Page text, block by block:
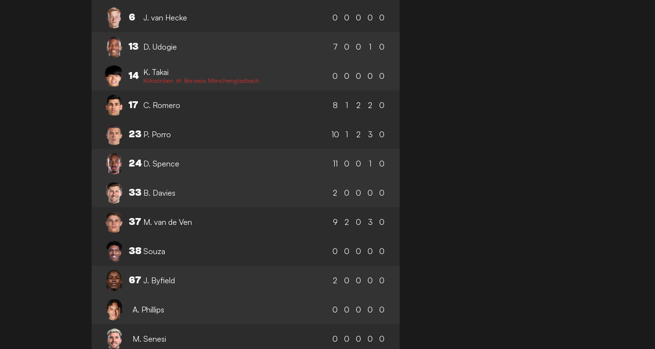
6 J. van Hecke 0 0 0 0 0
13 D. Udogie 7 0 0 1 0
14 K. Takai
Kölcsönben itt: Borussia Mönchengladbach 0 0 0 0 0
17 C. Romero 8 1 2 2 0
23 P. Porro 10 1 2 3 0
24 D. Spence 11 0 0 1 0
33 B. Davies 2 0 0 0 0
37 M. van de Ven 9 2 0 3 0
38 Souza 0 0 0 0 0
67 J. Byfield 2 0 0 0 0
A. Phillips 0 0 0 0 0
M. Senesi 0 0 0 0 0